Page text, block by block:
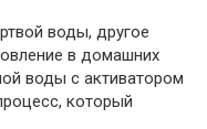
воды, другое
в домашних
воды с активатором
который